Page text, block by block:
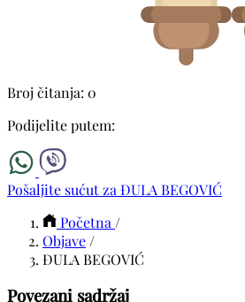
Broj čitanja: 0
Podijelite putem:
Pošaljite sućut za ĐULA BEGOVIĆ
Početna /
Objave /
ĐULA BEGOVIĆ
Povezani sadržaj